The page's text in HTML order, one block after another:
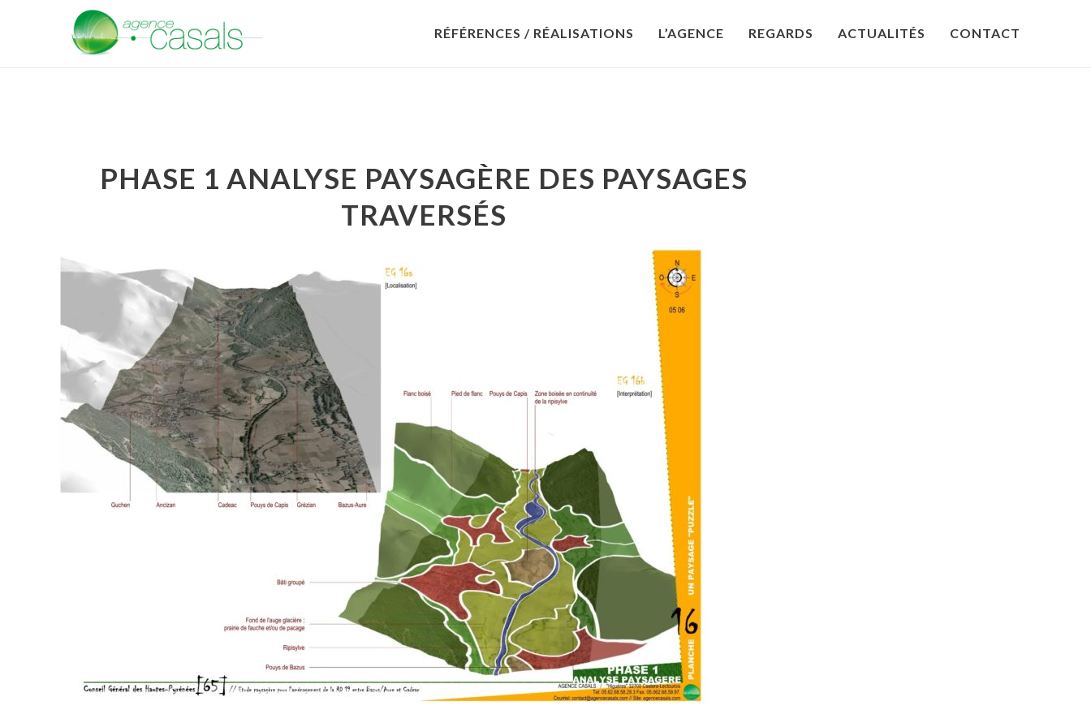
RÉFÉRENCES / RÉALISATIONS L’AGENCE REGARDS ACTUALITÉS CONTACT
PHASE 1 ANALYSE PAYSAGÈRE DES PAYSAGES
TRAVERSÉS